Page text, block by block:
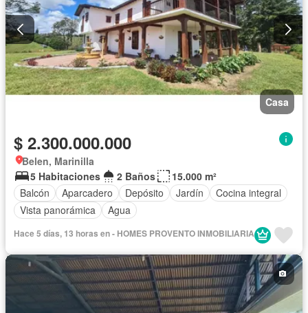
Casa
$ 2.300.000.000
Belen, Marinilla
5 Habitaciones
2 Baños
15.000 m²
Balcón
Aparcadero Depósito Jardín
Cocina integral
Vista panorámica
Agua
Hace 5 días, 13 horas en - HOMES PROVENTO INMOBILIARIA